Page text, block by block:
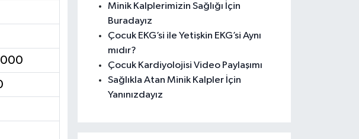
Minik Kalplerimizin Sağlığı İçin
Buradayız
Çocuk EKG’si ile Yetişkin EKG’si Aynı
mıdır?
Çocuk Kardiyolojisi Video Paylaşımı
Sağlıkla Atan Minik Kalpler İçin
Yanınızdayız